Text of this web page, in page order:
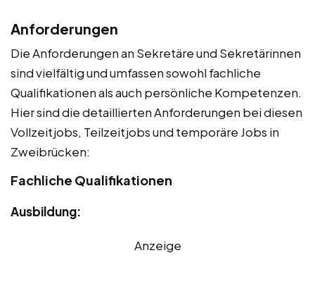
Anforderungen
Die Anforderungen an Sekretäre und Sekretärinnen
sind vielfältig und umfassen sowohl fachliche
Qualifikationen als auch persönliche Kompetenzen.
Hier sind die detaillierten Anforderungen bei diesen
Vollzeitjobs, Teilzeitjobs und temporäre Jobs in
Zweibrücken:
Fachliche Qualifikationen
Ausbildung:
Anzeige